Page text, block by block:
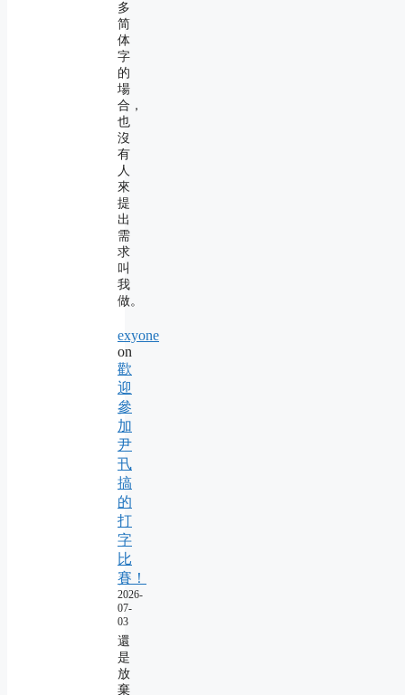
多
简
体
字
的
場
合，
也
沒
有
人
來
提
出
需
求
叫
我
做。
exyone
on
歡
迎
參
加
尹
卂
搞
的
打
字
比
賽！
2026-
07-
03
還
是
放
棄